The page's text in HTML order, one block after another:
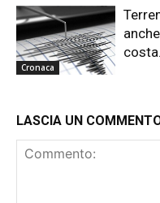
Cronaca
LASCIA UN